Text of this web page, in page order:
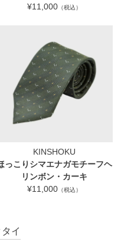
¥11,000 （税込）
KINSHOKU
っこりシマエナガモチーフヘ
リンボン・カーキ
¥11,000 （税込）
イ